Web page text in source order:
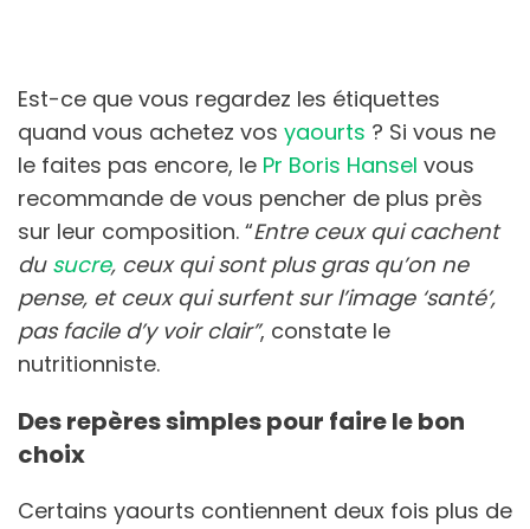
Est-ce que vous regardez les étiquettes
quand vous achetez vos yaourts ? Si vous ne
le faites pas encore, le Pr Boris Hansel vous
recommande de vous pencher de plus près
sur leur composition. “Entre ceux qui cachent
du sucre, ceux qui sont plus gras qu’on ne
pense, et ceux qui surfent sur l’image ‘santé’,
pas facile d’y voir clair”, constate le
nutritionniste.
Des repères simples pour faire le bon
choix
Certains yaourts contiennent deux fois plus de